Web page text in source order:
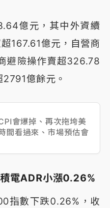
億元，其中外資續
167.61億元，自營商
避險操作賣超326.78
億餘元。
會爆掉、再次拖垮美
間看過來、市場預估會
電ADR小漲0.26%
指數下跌0.26%，收